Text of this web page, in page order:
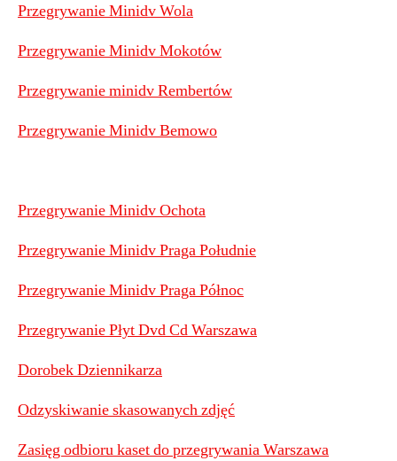
Przegrywanie Minidv Wola
Przegrywanie Minidv Mokotów
Przegrywanie minidv Rembertów
Przegrywanie Minidv Bemowo
Przegrywanie Minidv Ochota
Przegrywanie Minidv Praga Południe
Przegrywanie Minidv Praga Północ
Przegrywanie Płyt Dvd Cd Warszawa
Dorobek Dziennikarza
Odzyskiwanie skasowanych zdjęć
Zasięg odbioru kaset do przegrywania Warszawa